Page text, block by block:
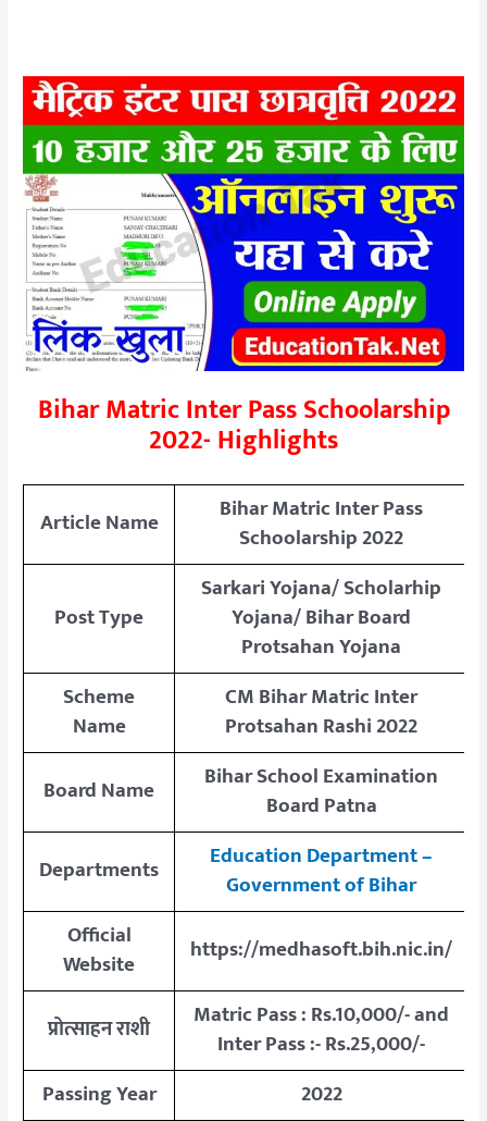
Bihar Matric Inter Pass Schoolarship
2022- Highlights
Article Name
Bihar Matric Inter Pass
Schoolarship 2022
Post Type
Sarkari Yojana/ Scholarhip
Yojana/ Bihar Board
Protsahan Yojana
Scheme
Name
CMBihar Matric Inter
Protsahan Rashi 2022
Board Name
Bihar School Examination
Board Patna
Departments
Education Department –
Government of Bihar
Official
Website
https://medhasoft.bih.nic.in/
प्रोत्साहन राशी
Matric Pass : Rs.10,000/- and
Inter Pass :- Rs.25,000/-
Passing Year
2022